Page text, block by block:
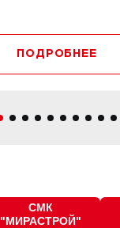
ПОДРОБНЕЕ
СМК
"МИРАСТРОЙ"